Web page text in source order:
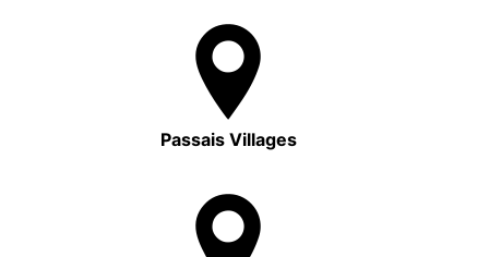
Passais Villages